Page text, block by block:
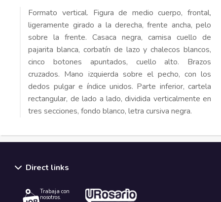
Formato vertical. Figura de medio cuerpo, frontal,
ligeramente girado a la derecha, frente ancha, pelo
sobre la frente. Casaca negra, camisa cuello de
pajarita blanca, corbatín de lazo y chalecos blancos,
cinco botones apuntados, cuello alto. Brazos
cruzados. Mano izquierda sobre el pecho, con los
dedos pulgar e índice unidos. Parte inferior, cartela
rectangular, de lado a lado, dividida verticalmente en
tres secciones, fondo blanco, letra cursiva negra.
Direct links
Trabaja con
nosotros.